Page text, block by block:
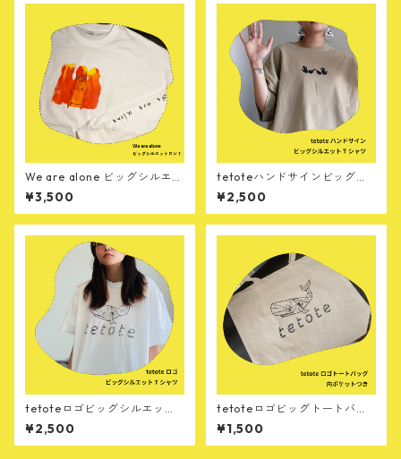
We are alone ビッグシルエッ
トTシャツ （L/S）
¥3,500
tetoteハンドサインビッグシ
ルエットTシャツ
¥2,500
tetoteロゴビッグシルエットT
シャツ
¥2,500
tetoteロゴビッグトートバッ
グ
¥1,500